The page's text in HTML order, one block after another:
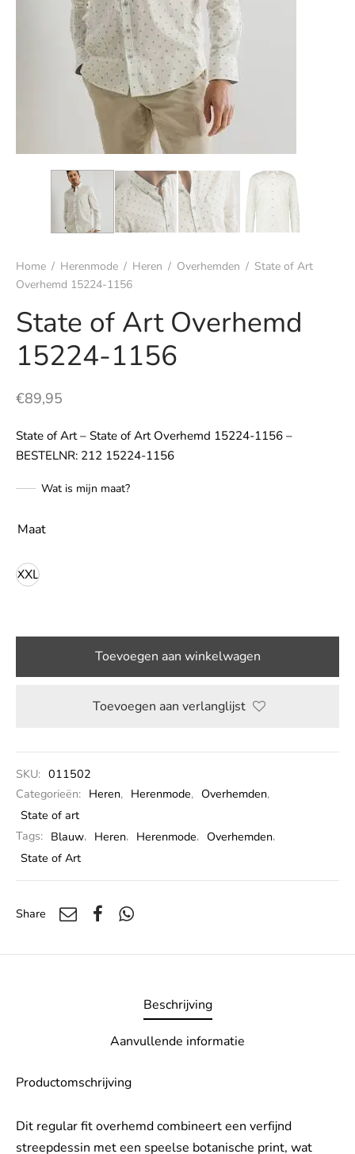
Home / Herenmode / Heren / Overhemden / State of Art
Overhemd 15224-1156
State of Art Overhemd
15224-1156
€89,95
State of Art – State of Art Overhemd 15224-1156 –
BESTELNR: 212 15224-1156
Wat is mijn maat?
Maat
XXL
Toevoegen aan winkelwagen
Toevoegen aan verlanglijst
SKU: 011502
Categorieën: Heren, Herenmode, Overhemden,
State of art
Tags: Blauw, Heren, Herenmode, Overhemden,
State of Art
Share
Beschrijving
Aanvullende informatie
Productomschrijving
Dit regular fit overhemd combineert een verfijnd
streepdessin met een speelse botanische print, wat
& nachtmode
& t-shirts
& colberts